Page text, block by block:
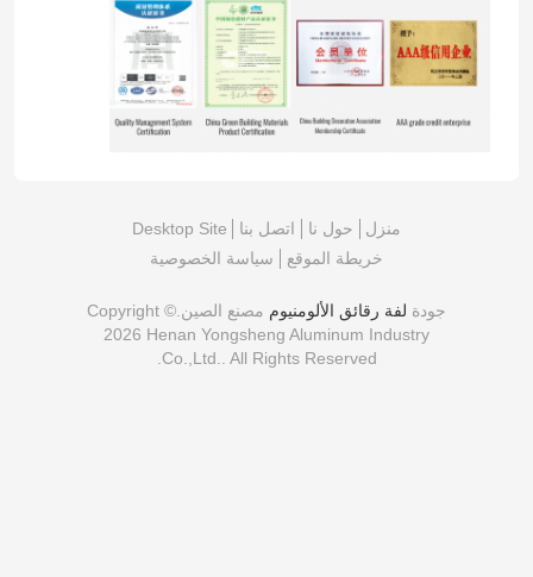
منزل حول نا اتصل بنا
Desktop Site
خريطة الموقع
سياسة الخصوصية
جودة لفة رقائق الألومنيوم
مصنع الصين.Copyright ©
2026 Henan Yongsheng Aluminum Industry
Co.,Ltd.. All Rights Reserved.